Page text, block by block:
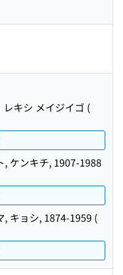
レキシ メイジイゴ (
, ケンキチ, 1907-1988
, キョシ, 1874-1959 (